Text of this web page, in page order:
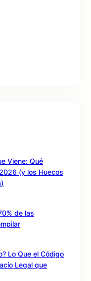
Viene: Qué
(y los Huecos
de las
Lo Que el Código
Legal que